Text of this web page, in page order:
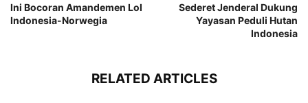
Ini Bocoran Amandemen LoI
Indonesia-Norwegia
Sederet Jenderal Dukung
Yayasan Peduli Hutan
Indonesia
RELATED ARTICLES